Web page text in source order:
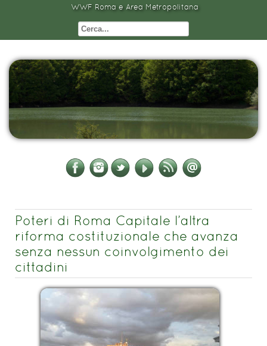
WWF Roma e Area Metropolitana
Poteri di Roma Capitale l’altra
riforma costituzionale che avanza
senza nessun coinvolgimento dei
cittadini